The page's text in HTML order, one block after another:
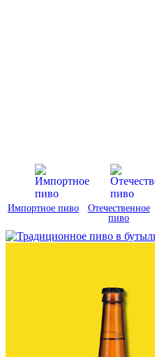
Импортное пиво
Отечественное
пиво